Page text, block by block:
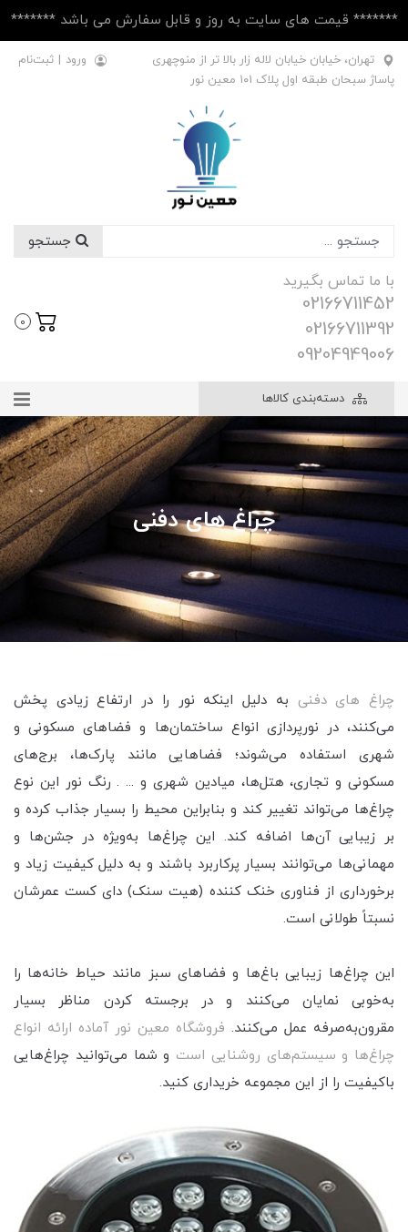
******* قیمت های سایت به روز و قابل سفارش می باشد *******
تهران، خیابان خیابان لاله زار بالا تر از منوچهری
پاساژ سبحان طبقه اول پلاک ۱۰1 معین نور
ورود | ثبت‌نام
با ما تماس بگیرید
02166711452
02166711392
09204949006
0
دسته‌بندی کالاها
چراغ های دفنی
چراغ های دفنی به دلیل اینکه نور را در ارتفاع زیادی پخش
می‌کنند، در نورپردازی انواع ساختمان‌ها و فضاهای مسکونی و
شهری استفاده می‌شوند؛ فضاهایی مانند پارک‌ها، برج‌های
مسکونی و تجاری، هتل‌ها، میادین شهری و ... . رنگ نور این نوع
چراغ‌ها می‌تواند تغییر کند و بنابراین محیط را بسیار جذاب کرده و
بر زیبایی آن‌ها اضافه کند. این چراغ‌ها به‌ویژه در جشن‌ها و
مهمانی‌ها می‌توانند بسیار پرکاربرد باشند و به دلیل کیفیت زیاد و
برخورداری از فناوری خنک کننده (هیت سنک) دای کست عمرشان
نسبتاً طولانی است.
این چراغ‌ها زیبایی باغ‌ها و فضاهای سبز مانند حیاط خانه‌ها را
به‌خوبی نمایان می‌کنند و در برجسته کردن مناظر بسیار
مقرون‌به‌صرفه عمل می‌کنند. فروشگاه معین نور آماده ارائه انواع
چراغ‌ها و سیستم‌های روشنایی است و شما می‌توانید چراغ‌هایی
باکیفیت را از این مجموعه خریداری کنید.